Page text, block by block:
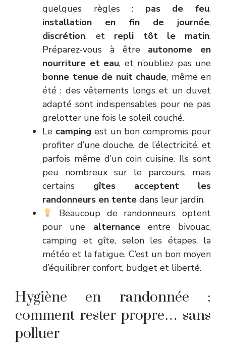
quelques règles : pas de feu,
installation en fin de journée,
discrétion, et repli tôt le matin.
Préparez-vous à être autonome en
nourriture et eau, et n’oubliez pas une
bonne tenue de nuit chaude, même en
été : des vêtements longs et un duvet
adapté sont indispensables pour ne pas
grelotter une fois le soleil couché.
Le camping est un bon compromis pour
profiter d’une douche, de l’électricité, et
parfois même d’un coin cuisine. Ils sont
peu nombreux sur le parcours, mais
certains gîtes acceptent les
randonneurs en tente dans leur jardin.
Beaucoup de randonneurs optent
pour une alternanceentre bivouac,
camping et gîte, selon les étapes, la
météo et la fatigue. C’est un bon moyen
d’équilibrer confort, budget et liberté.
Hygiène en randonnée :
comment rester propre… sans
polluer